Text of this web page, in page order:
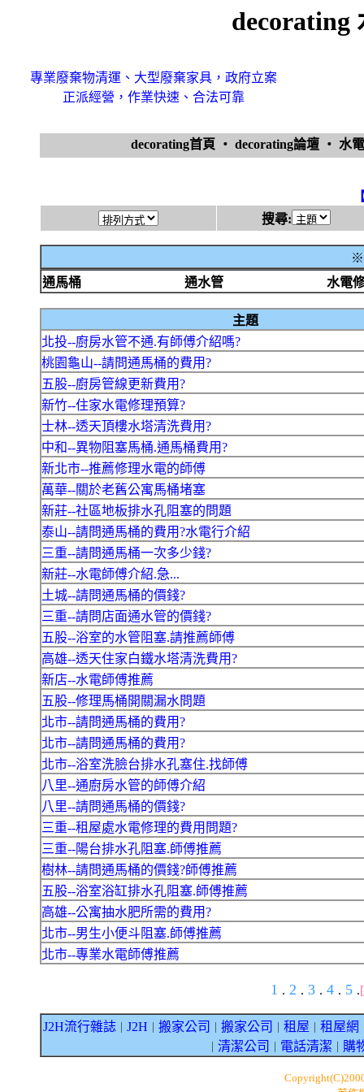
decorating
專業廢棄物清運、大型廢棄家具，政府立案
正派經營，作業快速、合法可靠
decorating首頁 ‧ decorating論壇 ‧ 水
搜尋:
※
通馬桶
通水管 水電
主題
北投--廚房水管不通.有師傅介紹嗎?
桃園龜山--請問通馬桶的費用?
五股--廚房管線更新費用?
新竹--住家水電修理預算?
士林--透天頂樓水塔清洗費用?
中和--異物阻塞馬桶.通馬桶費用?
新北市--推薦修理水電的師傅
萬華--關於老舊公寓馬桶堵塞
新莊--社區地板排水孔阻塞的問題
泰山--請問通馬桶的費用?水電行介紹
三重--請問通馬桶一次多少錢?
新莊--水電師傅介紹.急...
土城--請問通馬桶的價錢?
三重--請問店面通水管的價錢?
五股--浴室的水管阻塞.請推薦師傅
高雄--透天住家白鐵水塔清洗費用?
新店--水電師傅推薦
五股--修理馬桶開關漏水問題
北市--請問通馬桶的費用?
北市--請問通馬桶的費用?
北市--浴室洗臉台排水孔塞住.找師傅
八里--通廚房水管的師傅介紹
八里--請問通馬桶的價錢?
三重--租屋處水電修理的費用問題?
三重--陽台排水孔阻塞.師傅推薦
樹林--請問通馬桶的價錢?師傅推薦
五股--浴室浴缸排水孔阻塞.師傅推薦
高雄--公寓抽水肥所需的費用?
北市--男生小便斗阻塞.師傅推薦
北市--專業水電師傅推薦
1 . 2 . 3 . 4 . 5 .
J2H流行雜誌 J2H 搬家公司 搬家公司 租屋 租屋網
清潔公司 電話清潔 購